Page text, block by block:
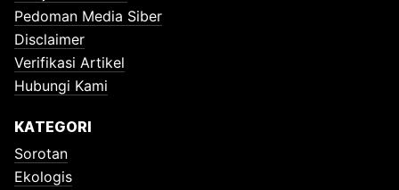
Pedoman Media Siber
Disclaimer
Verifikasi Artikel
Hubungi Kami
KATEGORI
Sorotan
Ekologis